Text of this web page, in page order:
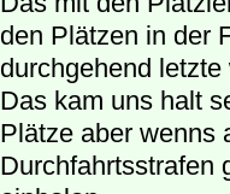
den Plätzen in der
durchgehend
Das kam uns halt
Plätze aber wenns
Durchfahrtsstrafen